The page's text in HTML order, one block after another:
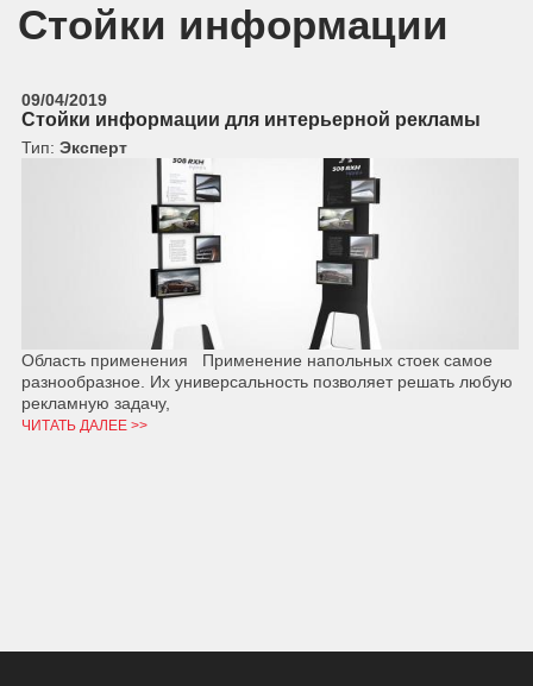
Стойки информации
09/04/2019
Стойки информации для интерьерной рекламы
Тип: Эксперт
Область применения Применение напольных стоек самое
разнообразное. Их универсальность позволяет решать любую
рекламную задачу,
ЧИТАТЬ ДАЛЕЕ >>